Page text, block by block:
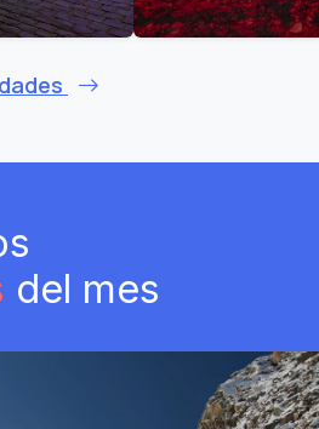
del mes